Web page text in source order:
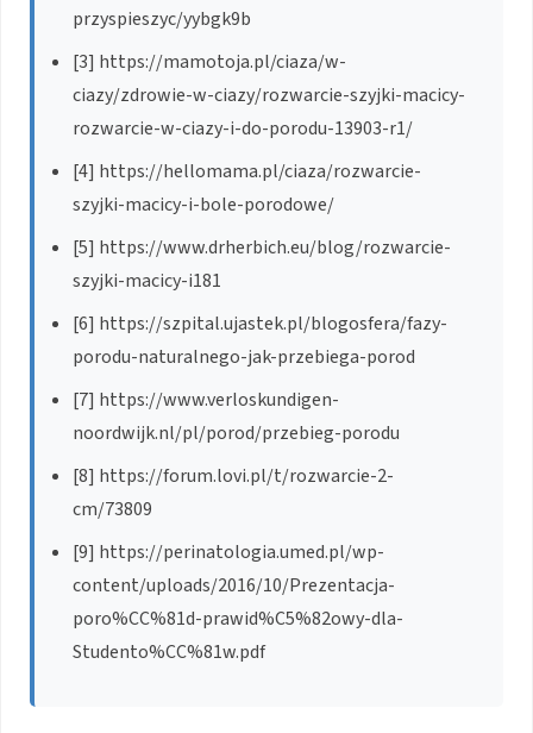
przyspieszyc/yybgk9b
[3] https://mamotoja.pl/ciaza/w-
ciazy/zdrowie-w-ciazy/rozwarcie-szyjki-macicy-
rozwarcie-w-ciazy-i-do-porodu-13903-r1/
[4] https://hellomama.pl/ciaza/rozwarcie-
szyjki-macicy-i-bole-porodowe/
[5] https://www.drherbich.eu/blog/rozwarcie-
szyjki-macicy-i181
[6] https://szpital.ujastek.pl/blogosfera/fazy-
porodu-naturalnego-jak-przebiega-porod
[7] https://www.verloskundigen-
noordwijk.nl/pl/porod/przebieg-porodu
[8] https://forum.lovi.pl/t/rozwarcie-2-
cm/73809
[9] https://perinatologia.umed.pl/wp-
content/uploads/2016/10/Prezentacja-
poro%CC%81d-prawid%C5%82owy-dla-
Studento%CC%81w.pdf